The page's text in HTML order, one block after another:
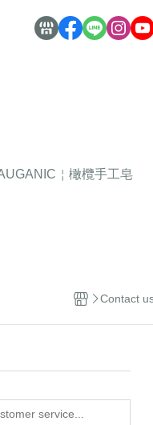
￤橄欖手工皂
Contact